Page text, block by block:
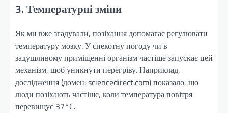
3. Температурні зміни
Як ми вже згадували, позіхання допомагає регулювати
температуру мозку. У спекотну погоду чи в
задушливому приміщенні організм частіше запускає цей
механізм, щоб уникнути перегріву. Наприклад,
дослідження (домен: sciencedirect.com) показало, що
люди позіхають частіше, коли температура повітря
перевищує 37°C.